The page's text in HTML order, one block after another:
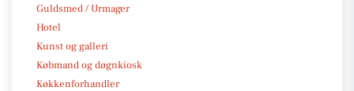
Guldsmed / Urmager
Hotel
Kunst og galleri
Købmand og døgnkiosk
Køkkenforhandler